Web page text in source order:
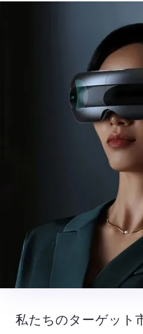
私たちのターゲット